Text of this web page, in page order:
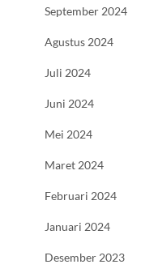
September 2024
Agustus 2024
Juli 2024
Juni 2024
Mei 2024
Maret 2024
Februari 2024
Januari 2024
Desember 2023